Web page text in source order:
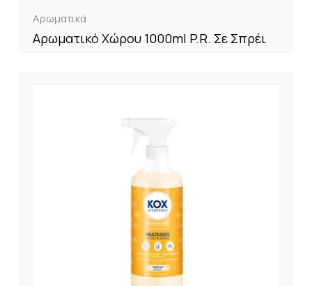
Αρωματικά
Αρωματικό Χώρου 1000ml P.R. Σε Σπρέι